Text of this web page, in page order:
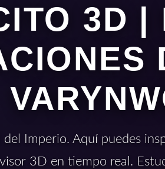
3D |
Imperio. Aquí puedes
3D en tiempo real.